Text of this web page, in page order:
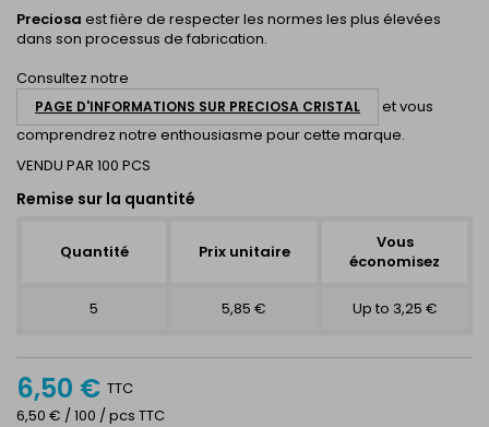
Preciosa est fière de respecter les normes les plus élevées
dans son processus de fabrication.
Consultez notre
PAGE D'INFORMATIONS SUR PRECIOSA CRISTAL
et vous
comprendrez notre enthousiasme pour cette marque.
VENDU PAR 100 PCS
Remise sur la quantité
Quantité Prix unitaire
Vous
économisez
5 5,85 € Up to 3,25 €
6,50 € TTC
6,50 € / 100 / pcs TTC